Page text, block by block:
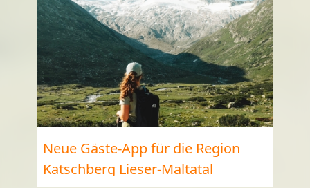
Neue Gäste-App für die Region
Katschberg Lieser-Maltatal